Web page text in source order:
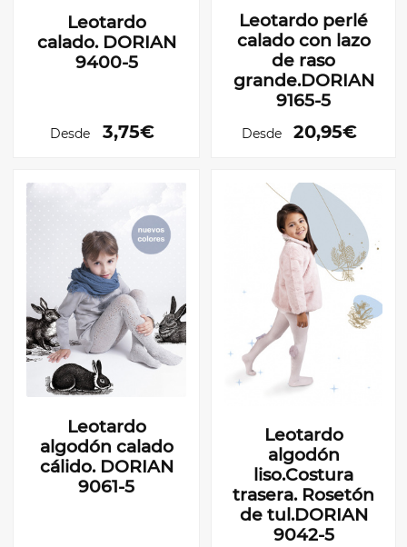
Leotardo
calado. DORIAN
9400-5
Desde 3,75€
Leotardo perlé
calado con lazo
de raso
grande.DORIAN
9165-5
Desde 20,95€
Leotardo
algodón calado
cálido. DORIAN
9061-5
Leotardo
algodón
liso.Costura
trasera. Rosetón
de tul.DORIAN
9042-5